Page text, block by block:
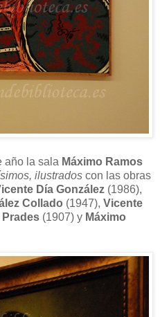
año la sala Máximo Ramos
ilustrados con las obras
Día González (1986),
Collado (1947), Vicente
Prades (1907) y Máximo